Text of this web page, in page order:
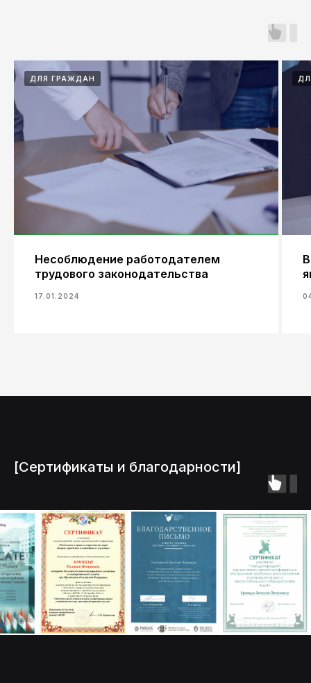
ДЛЯ ГРАЖДАН
Несоблюдение работодателем
трудового законодательства
17.01.2024
[Сертификаты и благодарности]